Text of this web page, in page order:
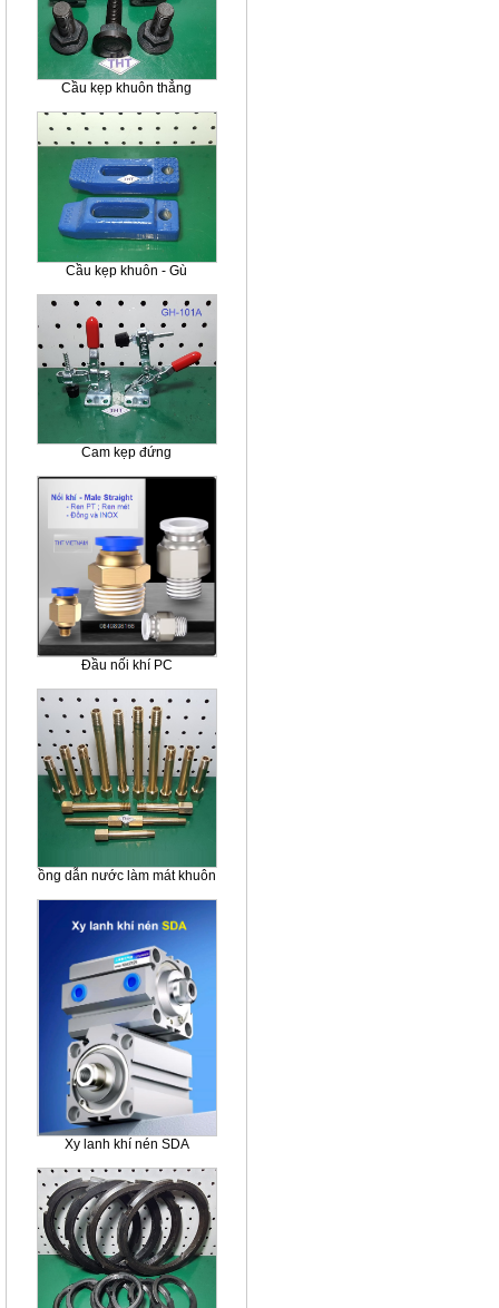
Cầu kẹp khuôn thẳng
Cầu kẹp khuôn - Gù
Cam kẹp đứng
Đầu nối khí PC
ồng dẫn nước làm mát khuôn
Xy lanh khí nén SDA